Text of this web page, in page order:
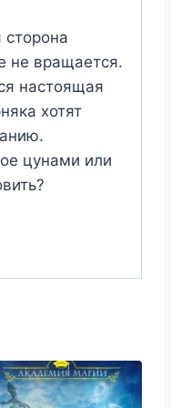
сторона
не вращается.
настоящая
хотят
цунами или